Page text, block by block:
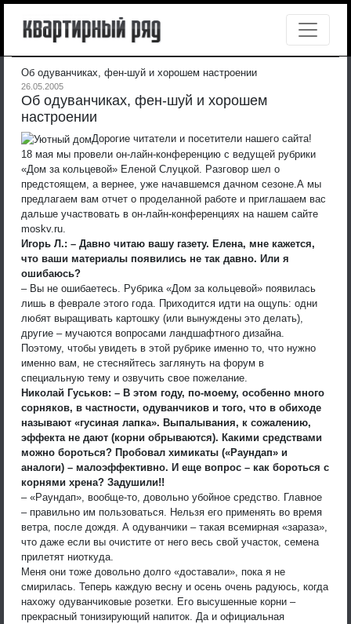
Об одуванчиках, фен-шуй и хорошем настроении
26.05.2005
Об одуванчиках, фен-шуй и хорошем
настроении
Дорогие читатели и посетители нашего сайта!
18 мая мы провели он-лайн-конференцию с ведущей рубрики
«Дом за кольцевой» Еленой Слуцкой. Разговор шел о
предстоящем, а вернее, уже начавшемся дачном сезоне. А мы
предлагаем вам отчет о проделанной работе и приглашаем вас
дальше участвовать в он-лайн-конференциях на нашем сайте
moskv.ru.
Игорь Л.: – Давно читаю вашу газету. Елена, мне кажется,
что ваши материалы появились не так давно. Или я
ошибаюсь?
– Вы не ошибаетесь. Рубрика «Дом за кольцевой» появилась
лишь в феврале этого года. Приходится идти на ощупь: одни
любят выращивать картошку (или вынуждены это делать),
другие – мучаются вопросами ландшафтного дизайна.
Поэтому, чтобы увидеть в этой рубрике именно то, что нужно
именно вам, не стесняйтесь заглянуть на форум в
специальную тему и озвучить свое пожелание.
Николай Гуськов: – В этом году, по-моему, особенно много
сорняков, в частности, одуванчиков и того, что в обиходе
называют «гусиная лапка». Выпалывания, к сожалению,
эффекта не дают (корни обрываются). Какими средствами
можно бороться? Пробовал химикаты («Раундап» и
аналоги) – малоэффективно. И еще вопрос – как бороться с
корнями хрена? Задушили!!
– «Раундап», вообще-то, довольно убойное средство. Главное
– правильно им пользоваться. Нельзя его применять во время
ветра, после дождя. А одуванчики – такая всемирная «зараза»,
что даже если вы очистите от него весь свой участок, семена
прилетят ниоткуда.
Меня они тоже довольно долго «доставали», пока я не
смирилась. Теперь каждую весну и осень очень радуюсь, когда
нахожу одуванчиковые розетки. Его высушенные корни –
прекрасный тонизирующий напиток. Да и официальная